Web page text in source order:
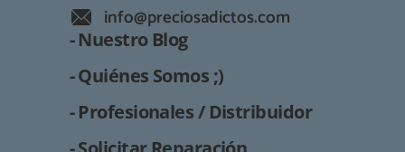
info@preciosadictos.com
- Nuestro Blog
- Quiénes Somos ;)
- Profesionales / Distribuidor